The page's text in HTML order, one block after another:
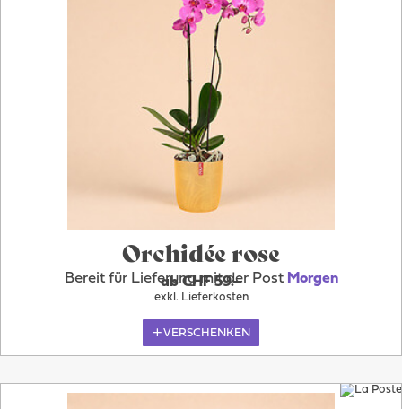
Orchidée rose
Bereit für Lieferung mit der Post Morgen
ab CHF 59.–
exkl. Lieferkosten
VERSCHENKEN